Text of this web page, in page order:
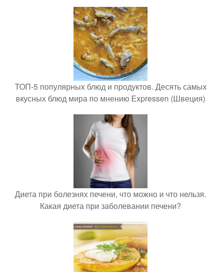
ТОП-5 популярных блюд и продуктов. Десять самых
вкусных блюд мира по мнению Expressen (Швеция)
Диета при болезнях печени, что можно и что нельзя.
Какая диета при заболевании печени?